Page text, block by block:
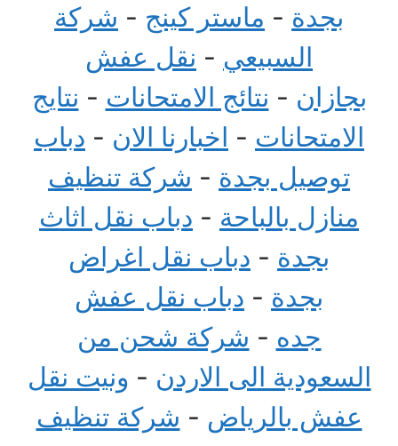
بجدة - ماستر كينج - شركة
السبيعي - نقل عفش
بجازان - نتائج الامتحانات - نتايج
الامتحانات - اخبارنا الان - دباب
توصيل بجدة - شركة تنظيف
منازل بالباحة - دباب نقل اثاث
بجدة - دباب نقل اغراض
بجدة - دباب نقل عفش
جده - شركة شحن من
السعودية الى الاردن - ونيت نقل
عفش بالرياض - شركة تنظيف